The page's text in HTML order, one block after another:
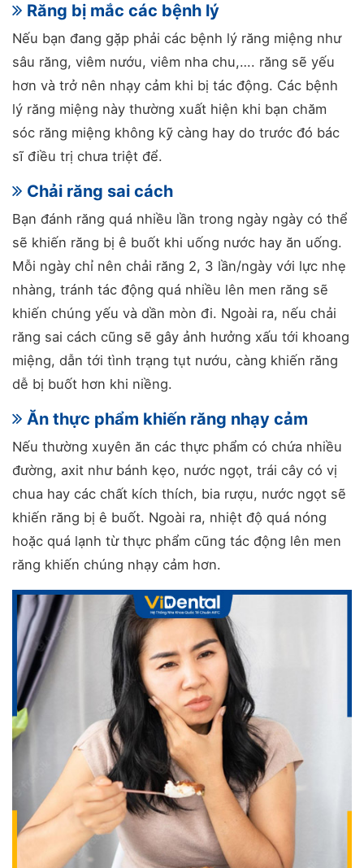
Răng bị mắc các bệnh lý
Nếu bạn đang gặp phải các bệnh lý răng miệng như
sâu răng, viêm nướu, viêm nha chu,…. răng sẽ yếu
hơn và trở nên nhạy cảm khi bị tác động. Các bệnh
lý răng miệng này thường xuất hiện khi bạn chăm
sóc răng miệng không kỹ càng hay do trước đó bác
sĩ điều trị chưa triệt để.
Chải răng sai cách
Bạn đánh răng quá nhiều lần trong ngày ngày có thể
sẽ khiến răng bị ê buốt khi uống nước hay ăn uống.
Mỗi ngày chỉ nên chải răng 2, 3 lần/ngày với lực nhẹ
nhàng, tránh tác động quá nhiều lên men răng sẽ
khiến chúng yếu và dần mòn đi. Ngoài ra, nếu chải
răng sai cách cũng sẽ gây ảnh hưởng xấu tới khoang
miệng, dẫn tới tình trạng tụt nướu, càng khiến răng
dễ bị buốt hơn khi niềng.
Ăn thực phẩm khiến răng nhạy cảm
Nếu thường xuyên ăn các thực phẩm có chứa nhiều
đường, axit như bánh kẹo, nước ngọt, trái cây có vị
chua hay các chất kích thích, bia rượu, nước ngọt sẽ
khiến răng bị ê buốt. Ngoài ra, nhiệt độ quá nóng
hoặc quá lạnh từ thực phẩm cũng tác động lên men
răng khiến chúng nhạy cảm hơn.